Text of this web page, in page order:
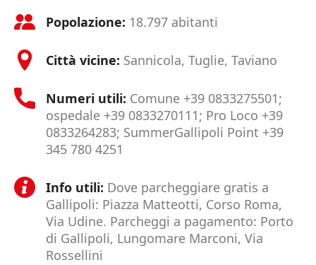
Popolazione: 18.797 abitanti
Città vicine: Sannicola, Tuglie, Taviano
Numeri utili: Comune +39 0833275501;
ospedale +39 0833270111; Pro Loco +39
0833264283; SummerGallipoli Point +39
345 780 4251
Info utili: Dove parcheggiare gratis a
Gallipoli: Piazza Matteotti, Corso Roma,
Via Udine. Parcheggi a pagamento: Porto
di Gallipoli, Lungomare Marconi, Via
Rossellini